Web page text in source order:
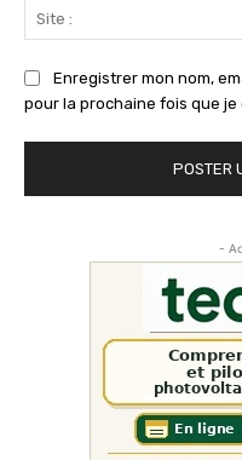
Enregistrer mon nom,
pour la prochaine fois que je
-